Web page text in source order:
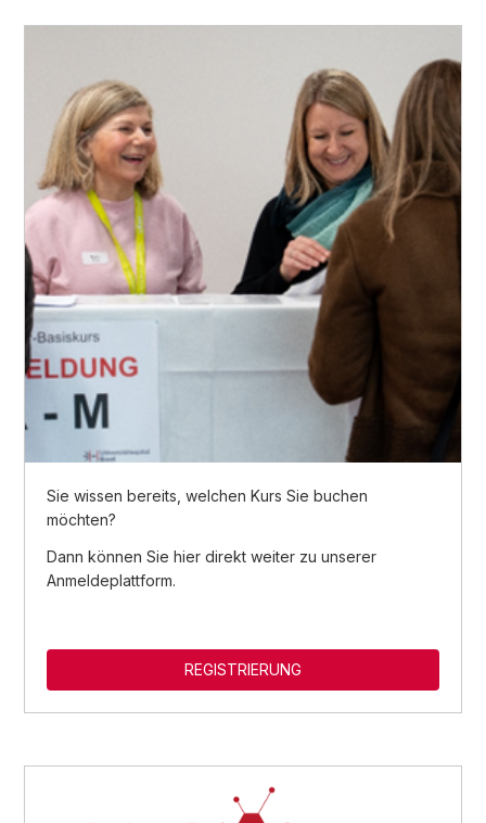
Sie wissen bereits, welchen Kurs Sie buchen
möchten?
Dann können Sie hier direkt weiter zu unserer
Anmeldeplattform.
REGISTRIERUNG